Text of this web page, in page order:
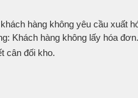
hàng không yêu cầu xuất
Khách hàng không lấy hóa đơn.
cân đối kho.